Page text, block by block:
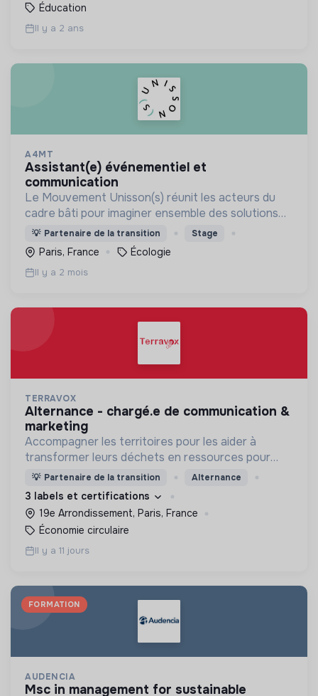
Éducation
Il y a 2 ans
A4MT
assistant(e) événementiel et
communication
Le Mouvement Unisson(s) réunit les acteurs du
cadre bâti pour imaginer ensemble des solutions
d’architecture bas carbone et vivante, au service
de la transition écologique.
💡 Partenaire de la transition Stage
Paris, France Écologie
Il y a 2 mois
TERRAVOX
alternance - chargé.e de communication &
marketing
Accompagner les territoires pour les aider à
transformer leurs déchets en ressources pour
mieux vivre la ville !
💡 Partenaire de la transition Alternance
3 labels et certifications
19e Arrondissement, Paris, France
Économie circulaire
Il y a 11 jours
FORMATION
AUDENCIA
msc in management for sustainable